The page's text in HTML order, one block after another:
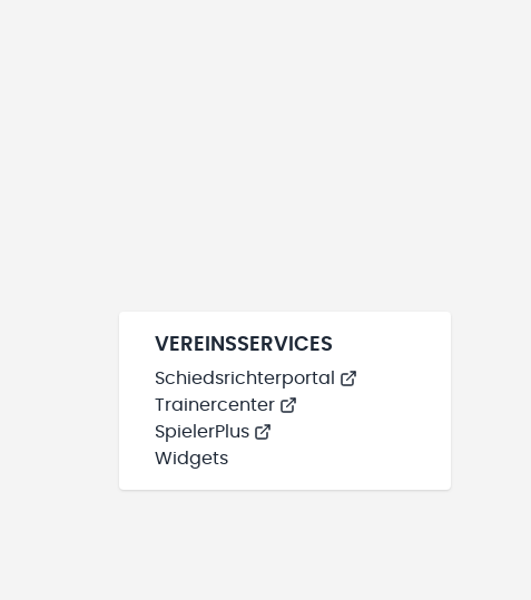
VEREINSSERVICES
Schiedsrichterportal
Trainercenter
SpielerPlus
Widgets